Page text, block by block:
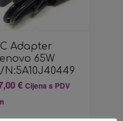
Adapter
65W
N:5A10J40449
€ Cijena s PDV